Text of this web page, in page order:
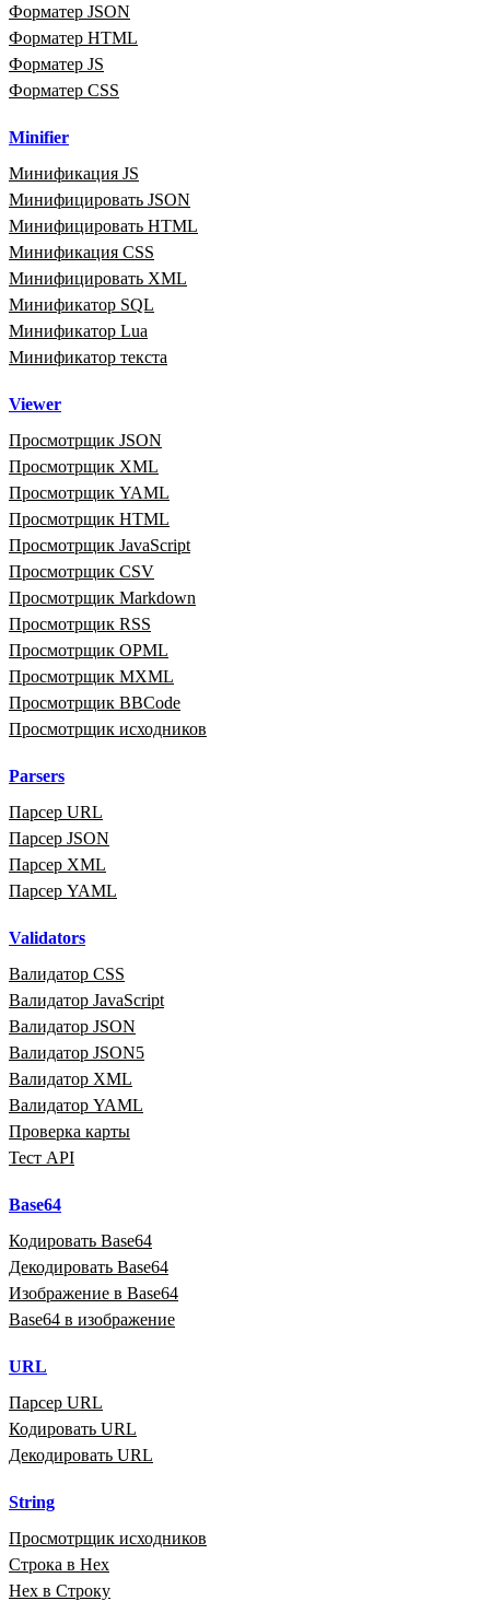
Форматер JSON
Форматер HTML
Форматер JS
Форматер CSS
Minifier
Минификация JS
Минифицировать JSON
Минифицировать HTML
Минификация CSS
Минифицировать XML
Минификатор SQL
Минификатор Lua
Минификатор текста
Viewer
Просмотрщик JSON
Просмотрщик XML
Просмотрщик YAML
Просмотрщик HTML
Просмотрщик JavaScript
Просмотрщик CSV
Просмотрщик Markdown
Просмотрщик RSS
Просмотрщик OPML
Просмотрщик MXML
Просмотрщик BBCode
Просмотрщик исходников
Parsers
Парсер URL
Парсер JSON
Парсер XML
Парсер YAML
Validators
Валидатор CSS
Валидатор JavaScript
Валидатор JSON
Валидатор JSON5
Валидатор XML
Валидатор YAML
Проверка карты
Тест API
Base64
Кодировать Base64
Декодировать Base64
Изображение в Base64
Base64 в изображение
URL
Парсер URL
Кодировать URL
Декодировать URL
String
Просмотрщик исходников
Строка в Hex
Hex в Строку